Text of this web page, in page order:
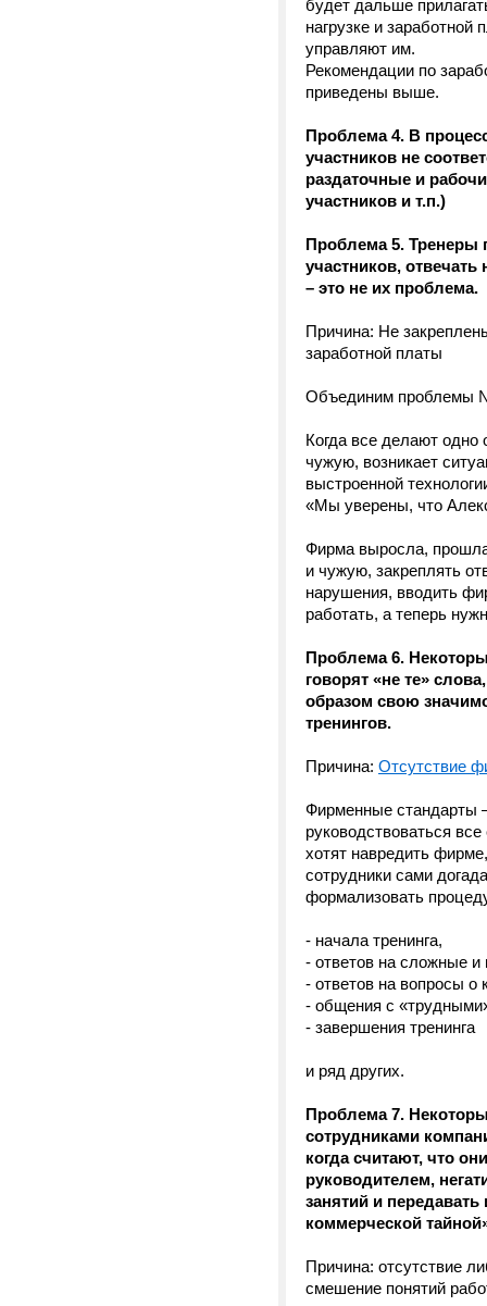
будет дальше
нагрузке и заработной
управляют им.
Рекомендации по
приведены выше.
Проблема 4. В
участников не
раздаточные и
участников и т.п.)
Проблема 5. Тренеры
участников,
– это не их проблема.
Причина: Не
заработной платы
Объединим проблемы
Когда все делают одно
чужую, возникает
выстроенной
«Мы уверены, что
Фирма выросла,
и чужую, закреплять
нарушения, вводить
работать, а теперь
Проблема 6.
говорят «не те»
образом свою
тренингов.
Причина: Отсутствие
Фирменные стандарты
руководствоваться
хотят навредить
сотрудники сами
формализовать
- начала тренинга,
- ответов на сложные
- ответов на вопросы о
- общения с
- завершения тренинга
и ряд других.
Проблема 7.
сотрудниками
когда считают, что
руководителем,
занятий и
коммерческой
Причина: отсутствие
смешение понятий